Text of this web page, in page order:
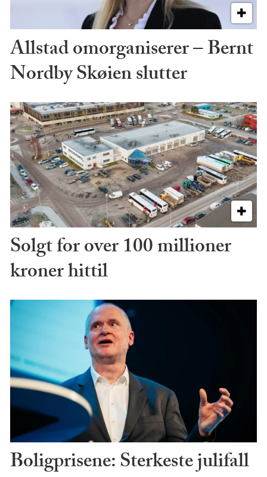
Allstad omorganiserer – Bernt
Nordby Skøien slutter
Solgt for over 100 millioner
kroner hittil
Boligprisene: Sterkeste julifall